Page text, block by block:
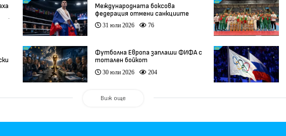
Международната боксова
федерация отмени санкциите
срещу Русия
31 юли 2026 76
Футболна Европа заплаши ФИФА с
тотален бойкот
30 юли 2026 204
Виж още